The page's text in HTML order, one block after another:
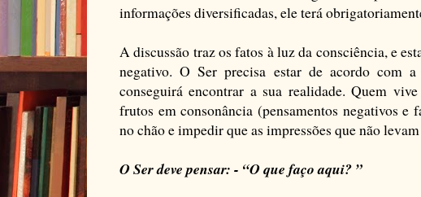
informações diversificadas, ele terá
A discussão traz os fatos à luz da consciência, e
negativo. O Ser precisa estar de acordo com
conseguirá encontrar a sua realidade. Quem
frutos em consonância (pensamentos negativos e
no chão e impedir que as impressões que não
O Ser deve pensar: - “O que faço aqui? ”